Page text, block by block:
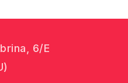
6/E